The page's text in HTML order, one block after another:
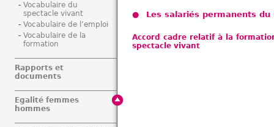
Les salariés permanents
Accord cadre relatif à la
spectacle vivant
Vocabulaire du
spectacle vivant
Vocabulaire de l’emploi
Vocabulaire de la
formation
Rapports et
documents
Egalité femmes
hommes